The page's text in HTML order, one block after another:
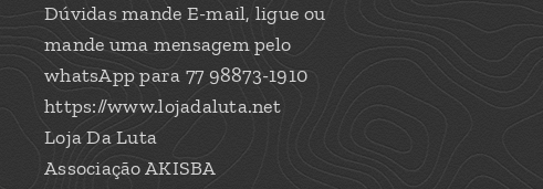
Dúvidas mande E-mail, ligue ou
mande uma mensagem pelo
whatsApp para 77 98873-1910
https://www.lojadaluta.net
Loja Da Luta
Associação AKISBA